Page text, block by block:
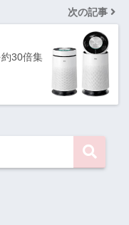
次の記事
30倍集